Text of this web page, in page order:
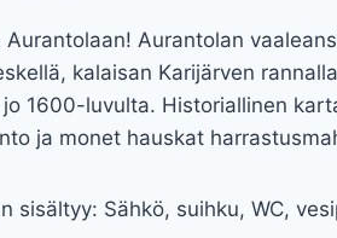
Aurantolaan! Aurantolan
kalaisan Karijärven
1600-luvulta. Historiallinen
ja monet hauskat
sisältyy: Sähkö, suihku, WC,